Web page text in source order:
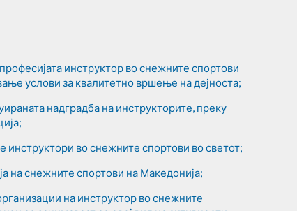
инструктор во снежните спортови
услови за квалитетно вршење на дејноста;
надградба на инструкторите, преку
во снежните спортови во светот;
на снежните спортови на Македонија;
на инструктор во снежните